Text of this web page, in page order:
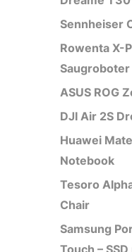
Sennheiser
Rowenta X-
Saugroboter
ASUS ROG
DJI Air 2S
Huawei
Notebook
Tesoro
Chair
Samsung